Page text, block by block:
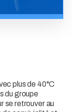
plus de 40°C
du groupe
se retrouver au